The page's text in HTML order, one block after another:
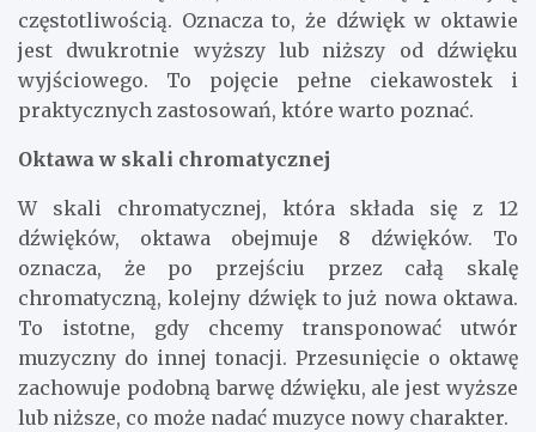
częstotliwością. Oznacza to, że dźwięk w oktawie
jest dwukrotnie wyższy lub niższy od dźwięku
wyjściowego. To pojęcie pełne ciekawostek i
praktycznych zastosowań, które warto poznać.
Oktawa w skali chromatycznej
W skali chromatycznej, która składa się z 12
dźwięków, oktawa obejmuje 8 dźwięków. To
oznacza, że po przejściu przez całą skalę
chromatyczną, kolejny dźwięk to już nowa oktawa.
To istotne, gdy chcemy transponować utwór
muzyczny do innej tonacji. Przesunięcie o oktawę
zachowuje podobną barwę dźwięku, ale jest wyższe
lub niższe, co może nadać muzyce nowy charakter.